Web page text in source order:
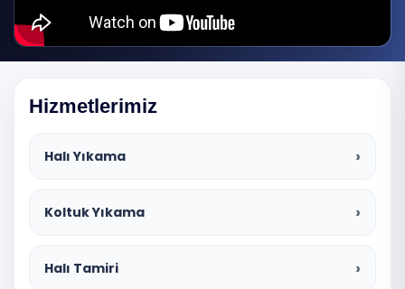
Hizmetlerimiz
Halı Yıkama
Koltuk Yıkama
Halı Tamiri